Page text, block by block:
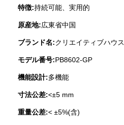
特徴:持続可能、実用的
原産地:広東省中国
ブランド名:クリエイティブハウス
モデル番号:PB8602-GP
機能設計:多機能
寸法公差:<±5 mm
重量公差:< ±5%(含)